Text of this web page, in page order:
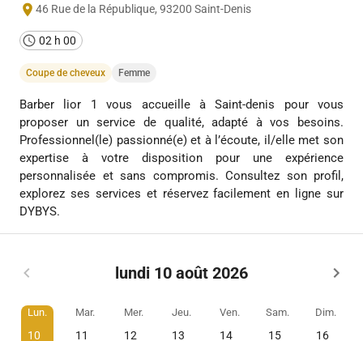
46 Rue de la République, 93200 Saint-Denis
02 h 00
Coupe de cheveux Femme
Barber lior 1 vous accueille à Saint-denis pour vous
proposer un service de qualité, adapté à vos besoins.
Professionnel(le) passionné(e) et à l’écoute, il/elle met son
expertise à votre disposition pour une expérience
personnalisée et sans compromis. Consultez son profil,
explorez ses services et réservez facilement en ligne sur
DYBYS.
lundi 10 août 2026
Lun.
10
Mar.
11
Mer.
12
Jeu.
13
Ven.
14
Sam.
15
Dim.
16